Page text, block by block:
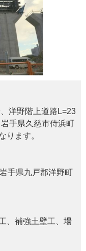
洋野階上道路L=23
手県久慈市侍浜町
ります。
手県九戸郡洋野町
、補強土壁工、場